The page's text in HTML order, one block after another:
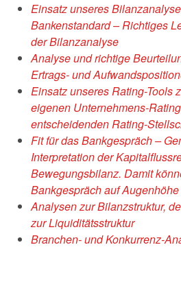
Einsatz unseres
Bankenstandard – Richtiges
der Bilanzanalyse
Analyse und richtige
Ertrags- und
Einsatz unseres Rating-Tools
eigenen Unternehmens-
entscheidenden Rating-
Fit für das Bankgespräch –
Interpretation der
Bewegungsbilanz. Damit
Bankgesprächauf
Analysen zur Bilanzstruktur,
zur Liquiditätsstruktur
Branchen- und Konkurrenz-